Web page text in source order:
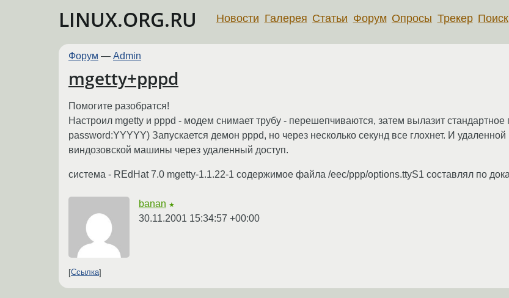
LINUX.ORG.RU Новости Галерея Статьи Форум Опросы Трекер Поиск
Форум — Admin
mgetty+pppd
Помогите разобратся!
Настроил mgetty и pppd - модем снимает трубу - перешепчиваются, затем вылазит
password:YYYYY) Запускается демон pppd, но через несколько секунд все глохнет. И
виндозовской машины через удаленный доступ.
система - REdHat 7.0 mgetty-1.1.22-1 содержимое файла /eеc/ppp/options.ttyS1 составлял по
banan ★
30.11.2001 15:34:57 +00:00
Ссылка